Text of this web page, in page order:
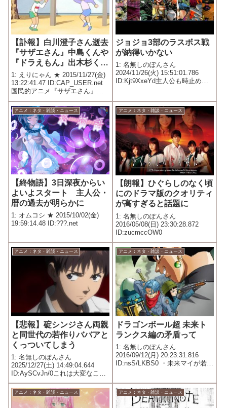
【訃報】白川澄子さん逝去
『サザエさん』中島くんや
『ドラえもん』出木杉くん
役など
1: えりにゃん ★ 2015/11/27(金)
13:22:41.47 ID:CAP_USER.net
国民的アニメ『サザエさん』の
中島くん役や『ドラえもん』出
木杉くん役を務めた声優・ 白川
澄子さんが亡くなっていたこと
が27日、わかった。...
ジョジョ3部のラスボス戦
が納得いかない
1: 名無しのぽんさん
2024/11/26(火) 15:51:01.786
ID:Kjt9XxeYd主人公も時止めで
都合主義過ぎてラスボスの倒し
方を作者が思いつかなかったよ
うにしか見...
アニメ：ネタ・雑談・ニュース
【終物語】3日深夜からい
よいよスタート 主人公・
暦の過去が明らかに
1: オムコシ ★ 2015/10/02(金)
19:59:14.48 ID:???.net
アニメ：ネタ・雑談・ニュース
【朗報】ひぐらしのなく頃
にのドラマ版のクオリティ
が高すぎると話題に
1: 名無しのぽんさん
2016/05/08(日) 23:30:28.872
ID:zucmccOW0
アニメ：ネタ・雑談・ニュース
【悲報】碇シンジさん両親
と同世代の若作りババアと
くっついてしまう
1: 名無しのぽんさん
2025/12/27(土) 14:49:04.644
ID:AySCvJn/0これは大変なこと
ですよ
アニメ：ネタ・雑談・ニュース
ドラゴンボール超 未来ト
ランクス編の矛盾って
1: 名無しのぽんさん
2016/09/12(月) 20:23:31.816
ID:nsS/LKBS0 ・未来マイが若返
なったのにいつ子供になったの
か？ ・未来ザマスが悟空を知っ
てい...
アニメ：ネタ・雑談・ニュース アニメ：ネタ・雑談・ニュース